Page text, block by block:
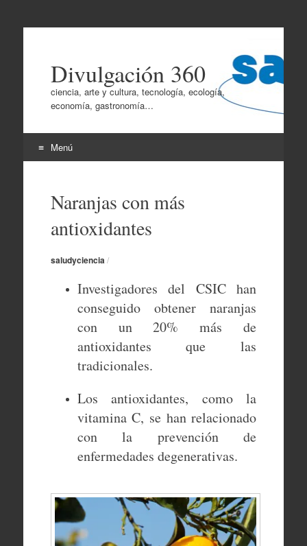
Divulgación 360
ciencia, arte y cultura, tecnología, ecología,
economía, gastronomía…
Menú
contenidoNaranjas con más
antioxidantes
saludyciencia /
Investigadores del CSIC han
conseguido obtener naranjas
con un 20% más de
antioxidantes que las
tradicionales.
Los antioxidantes, como la
vitamina C, se han relacionado
con la prevención de
enfermedades degenerativas.